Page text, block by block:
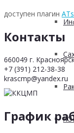
доступен плагин
Контакты
660049 г.
+7 (391) 212-38-38
krascmp@yandex.ru
График